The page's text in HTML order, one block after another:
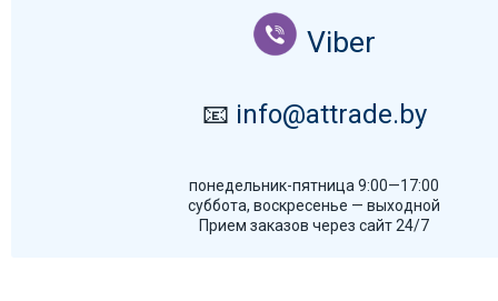
Viber
📧 info@attrade.by
понедельник-пятница 9:00—17:00
суббота, воскресенье — выходной
Прием заказов через сайт 24/7